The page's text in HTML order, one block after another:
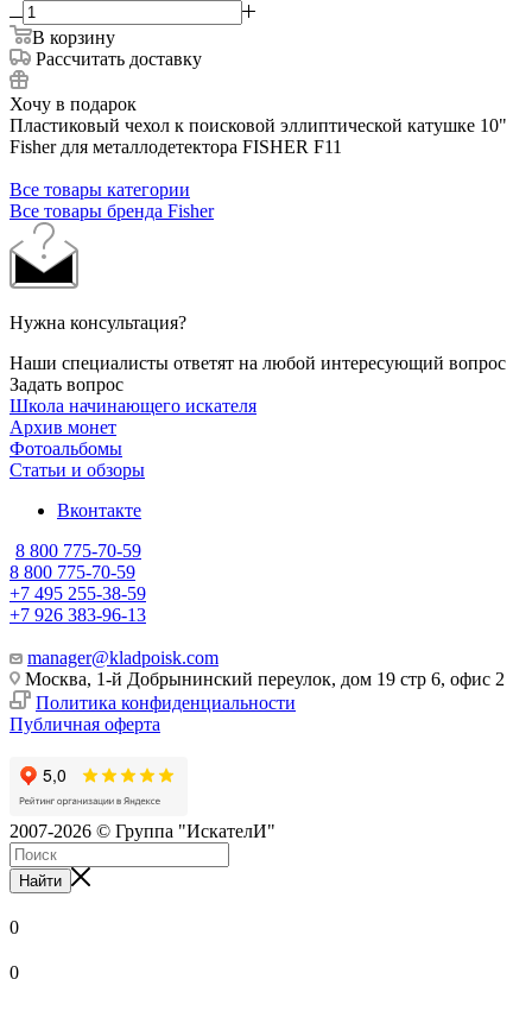
В корзину
Рассчитать доставку
Хочу в подарок
Пластиковый чехол к поисковой эллиптической катушке 10"
Fisher для металлодетектора FISHER F11
Все товары категории
Все товары бренда Fisher
Нужна консультация?
Наши специалисты ответят на любой интересующий вопрос
Задать вопрос
Школа начинающего искателя
Архив монет
Фотоальбомы
Статьи и обзоры
Вконтакте
8 800 775-70-59
8 800 775-70-59
+7 495 255-38-59
+7 926 383-96-13
manager@kladpoisk.com
Москва, 1-й Добрынинский переулок, дом 19 стр 6, офис 2
Политика конфиденциальности
Публичная оферта
2007-2026 © Группа "ИскателИ"
Найти
0
0